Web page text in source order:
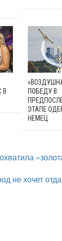
В
ПОБЕДУ В
ЭТАПЕ
НЕМЕЦ
не хочет